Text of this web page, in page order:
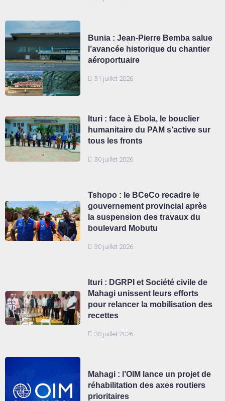
31 juillet 2026
Bunia : Jean-Pierre Bemba salue
l’avancée historique du chantier
aéroportuaire
30 juillet 2026
Ituri : face à Ebola, le bouclier
humanitaire du PAM s’active sur
tous les fronts
30 juillet 2026
Tshopo : le BCeCo recadre le
gouvernement provincial après
la suspension des travaux du
boulevard Mobutu
30 juillet 2026
Ituri : DGRPI et Société civile de
Mahagi unissent leurs efforts
pour relancer la mobilisation des
recettes
Mahagi : l’OIM lance un projet de
réhabilitation des axes routiers
prioritaires